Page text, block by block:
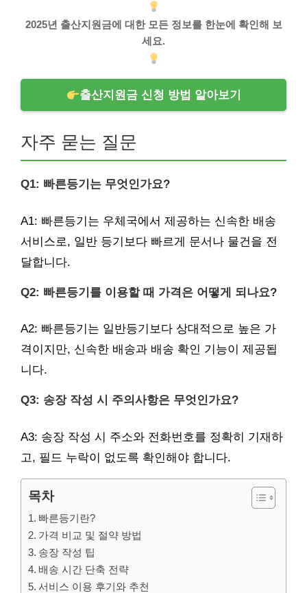
2025년 출산지원금에 대한 모든 정보를 한눈에 확인해 보
세요.
출산지원금 신청 방법 알아보기
자주 묻는 질문
Q1: 빠른등기는 무엇인가요?
A1: 빠른등기는 우체국에서 제공하는 신속한 배송
서비스로, 일반 등기보다 빠르게 문서나 물건을 전
달합니다.
Q2: 빠른등기를 이용할 때 가격은 어떻게 되나요?
A2: 빠른등기는 일반등기보다 상대적으로 높은 가
격이지만, 신속한 배송과 배송 확인 기능이 제공됩
니다.
Q3: 송장 작성 시 주의사항은 무엇인가요?
A3: 송장 작성 시 주소와 전화번호를 정확히 기재하
고, 필드 누락이 없도록 확인해야 합니다.
목차
빠른등기란?
가격 비교 및 절약 방법
송장 작성 팁
배송 시간 단축 전략
서비스 이용 후기와 추천